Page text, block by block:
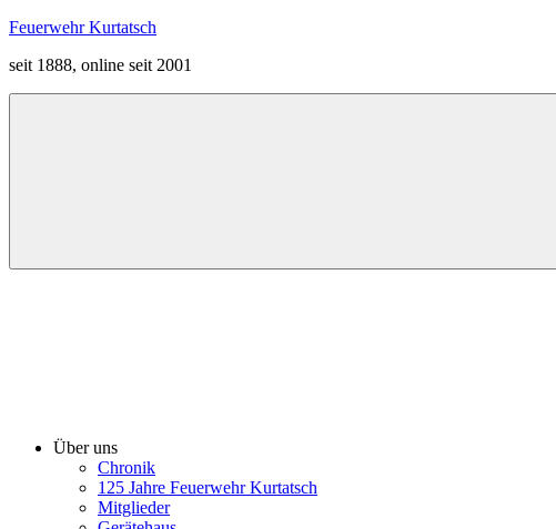
Zum
springen
Feuerwehr Kurtatsch
seit 1888, online seit 2001
Menü
Über uns
Chronik
125 Jahre Feuerwehr Kurtatsch
Mitglieder